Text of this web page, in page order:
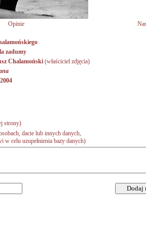
Opinie
zadumy
Chalamoński (właściciel zdjęcia)
strony)
dacie lub innych danych,
w celu uzupełnienia bazy danych)